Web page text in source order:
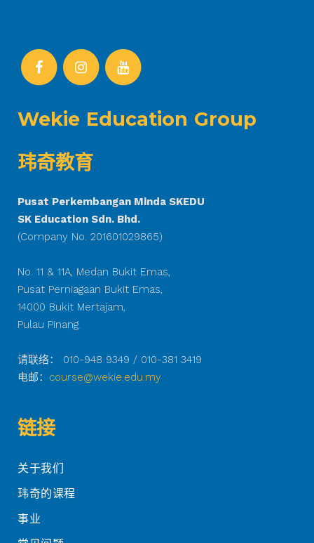
Wekie Education Group
玮奇教育
Pusat Perkembangan Minda SKEDU
SK Education Sdn. Bhd.
(Company No. 201601029865)
No. 11 & 11A, Medan Bukit Emas,
Pusat Perniagaan Bukit Emas,
14000 Bukit Mertajam,
Pulau Pinang.
请联络： 010-948 9349 / 010-381 3419
电邮： course@wekie.edu.my
链接
关于我们
玮奇的课程
事业